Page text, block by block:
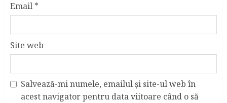
Email *
Site web
Salvează-mi numele, emailul și site-ul web în
acest navigator pentru data viitoare când o să